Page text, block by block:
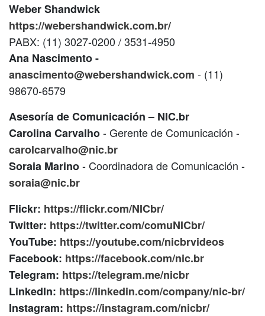
Weber Shandwick
https://webershandwick.com.br/
PABX: (11) 3027-0200 / 3531-4950
Ana Nascimento -
anascimento@webershandwick.com - (11)
98670-6579
Asesoría de Comunicación – NIC.br
Carolina Carvalho- Gerente de Comunicación -
carolcarvalho@nic.br
Soraia Marino- Coordinadora de Comunicación -
soraia@nic.br
Flickr: https://flickr.com/NICbr/
Twitter: https://twitter.com/comuNICbr/
YouTube: https://youtube.com/nicbrvideos
Facebook: https://facebook.com/nic.br
Telegram: https://telegram.me/nicbr
LinkedIn: https://linkedin.com/company/nic-br/
Instagram: https://instagram.com/nicbr/